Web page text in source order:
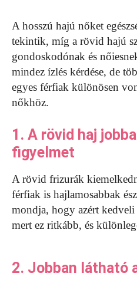
A hosszú hajú nőket
tekintik, míg a rövid hajú
gondoskodónak és
mindez ízlés kérdése, de
egyes férfiak különösen
nőkhöz.
1. A rövid haj
figyelmet
A rövid frizurák
férfiak is hajlamosabbak
mondja, hogy azért
mert ez ritkább, és
2. Jobban látható